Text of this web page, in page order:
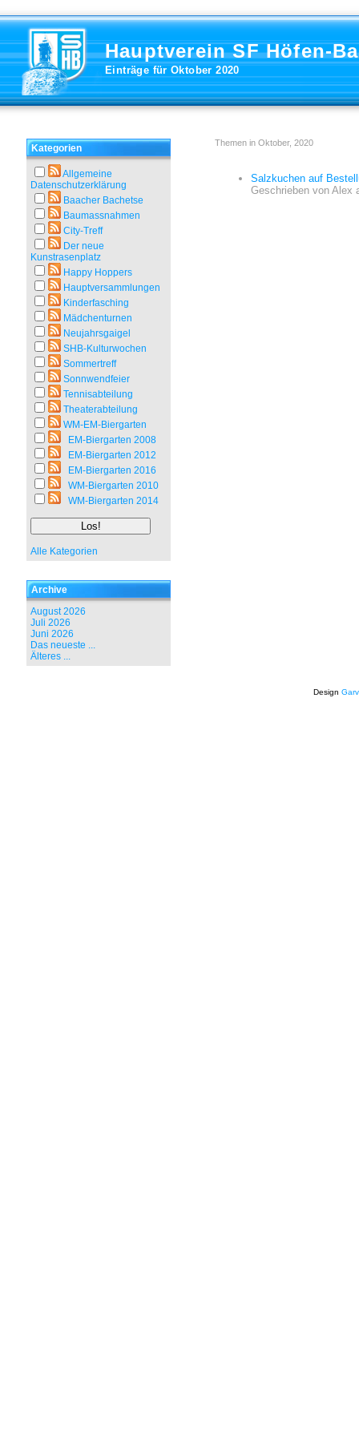
Hauptverein SF Höfen-
Einträge für Oktober 2020
Kategorien
Allgemeine
Datenschutzerklärung
Baacher Bachetse
Baumassnahmen
City-Treff
Der neue
Kunstrasenplatz
Happy Hoppers
Hauptversammlungen
Kinderfasching
Mädchenturnen
Neujahrsgaigel
SHB-Kulturwochen
Sommertreff
Sonnwendfeier
Tennisabteilung
Theaterabteilung
WM-EM-Biergarten
EM-Biergarten 2008
EM-Biergarten 2012
EM-Biergarten 2016
WM-Biergarten 2010
WM-Biergarten 2014
Alle Kategorien
Archive
August 2026
Juli 2026
Juni 2026
Das neueste ...
Älteres ...
Themen in Oktober, 2020
Salzkuchen auf
Geschrieben von Alex
Design